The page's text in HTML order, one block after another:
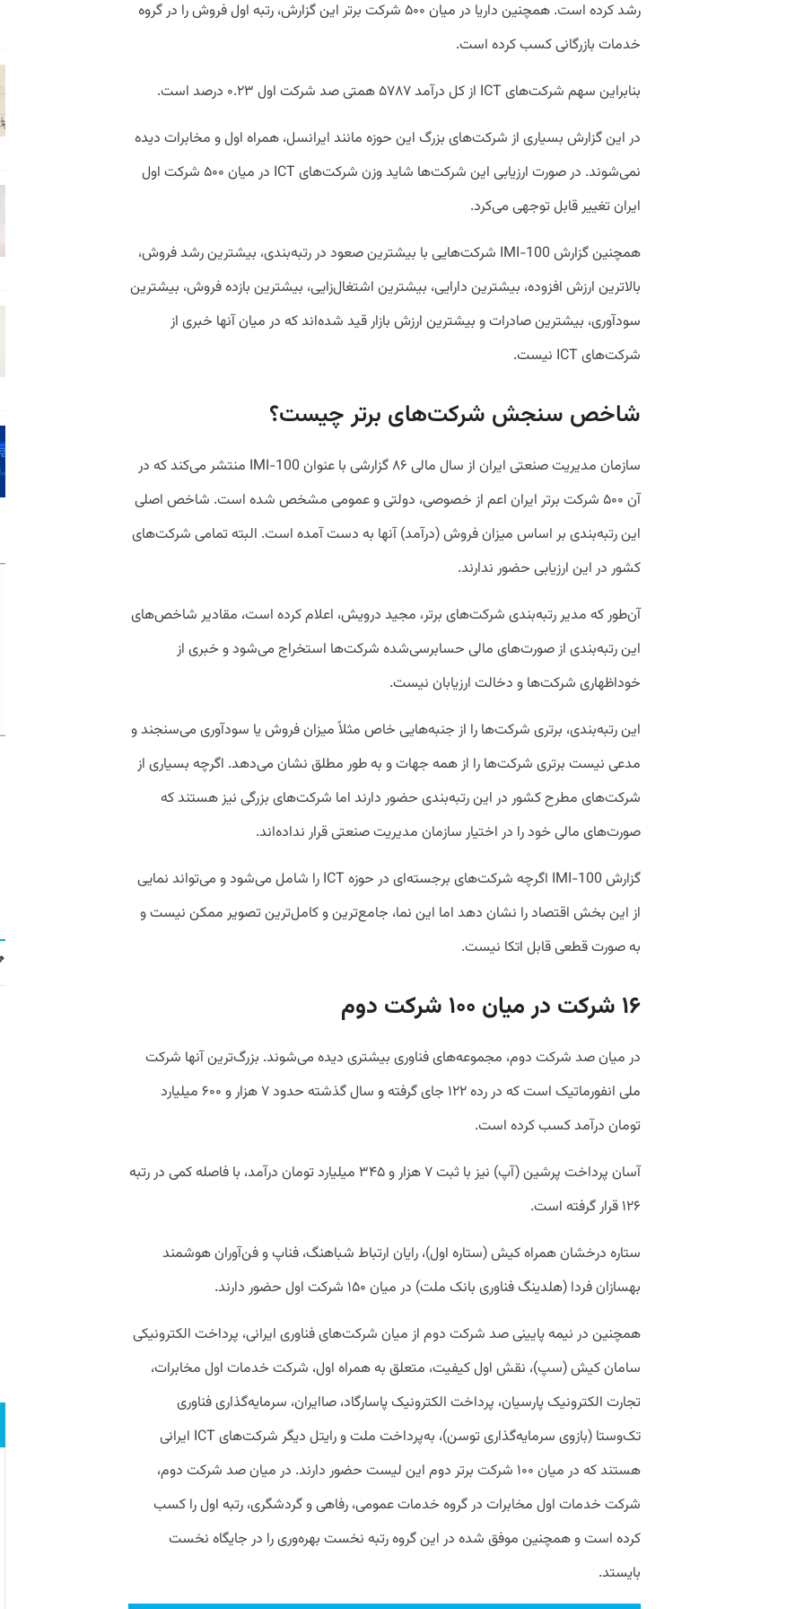
رشد کرده است. همچنین داریا در میان ۵۰۰ شرکت برتر این گزارش، رتبه اول فروش را در گروه
خدمات بازرگانی کسب کرده است.
بنابراین سهم شرکت‌های ICT از کل درآمد ۵۷۸۷ همتی صد شرکت اول ۰.۲۳ درصد است.
در این گزارش بسیاری از شرکت‌های بزرگ این حوزه مانند ایرانسل، همراه اول و مخابرات دیده
نمی‌شوند. در صورت ارزیابی این شرکت‌ها شاید وزن شرکت‌های ICT در میان ۵۰۰ شرکت اول
ایران تغییر قابل توجهی می‌کرد.
همچنین گزارش IMI-100 شرکت‌هایی با بیشترین صعود در رتبه‌بندی، بیشترین رشد فروش،‌
بالاترین ارزش افزوده، بیشترین دارایی، بیشترین اشتغال‌زایی، بیشترین بازده فروش، بیشترین
سودآوری، بیشترین صادرات و بیشترین ارزش بازار قید شده‌اند که در میان آنها خبری از
شرکت‌های ICT نیست.
شاخص سنجش شرکت‌های برتر چیست؟
سازمان مدیریت صنعتی ایران از سال مالی ۸۶ گزارشی با عنوان IMI-100 منتشر می‌کند که در
آن ۵۰۰ شرکت برتر ایران اعم از خصوصی، دولتی و عمومی مشخص شده است. شاخص اصلی
این رتبه‌بندی بر اساس میزان فروش (درآمد) آنها به دست آمده است. البته تمامی شرکت‌های
کشور در این ارزیابی حضور ندارند.
آن‌طور که مدیر رتبه‌بندی شرکت‌های برتر، مجید درویش، اعلام کرده است، مقادیر شاخص‌های
این رتبه‌بندی از صورت‌های مالی حسابرسی‌شده شرکت‌ها استخراج می‌شود و خبری از
خوداظهاری شرکت‌ها و دخالت ارزیابان نیست.
این رتبه‌بندی، برتری شرکت‌ها را از جنبه‌هایی خاص مثلاً میزان فروش یا سودآوری می‌سنجند و
مدعی نیست برتری شرکت‌ها را از همه جهات و به طور مطلق نشان می‌دهد. اگرچه بسیاری از
شرکت‌های مطرح کشور در این رتبه‌بندی حضور دارند اما شرکت‌های بزرگی نیز هستند که
صورت‌های مالی خود را در اختیار سازمان مدیریت صنعتی قرار نداده‌اند.
گزارش IMI-100 اگرچه شرکت‌های برجسته‌ای در حوزه ICT را شامل می‌شود و می‌تواند نمایی
از این بخش اقتصاد را نشان دهد اما این نما، جامع‌ترین و کامل‌ترین تصویر ممکن نیست و
به صورت قطعی قابل اتکا نیست.
۱۶ شرکت در میان ۱۰۰ شرکت دوم
در میان صد شرکت دوم، مجموعه‌های فناوری بیشتری دیده می‌شوند. بزرگ‌ترین آنها شرکت
ملی انفورماتیک است که در رده ۱۲۲ جای گرفته و سال گذشته حدود ۷ هزار و ۶۰۰ میلیارد
تومان درآمد کسب کرده است.
آسان پرداخت پرشین (آپ) نیز با ثبت ۷ هزار و ۳۴۵ میلیارد تومان درآمد، با فاصله کمی در رتبه
۱۲۶ قرار گرفته است.
ستاره درخشان همراه کیش (ستاره اول)، رایان ارتباط شباهنگ، فناپ و فن‌آوران هوشمند
بهسازان فردا (هلدینگ فناوری بانک ملت) در میان ۱۵۰ شرکت اول حضور دارند.
همچنین در نیمه پایینی صد شرکت دوم از میان شرکت‌های فناوری ایرانی،‌ پرداخت الکترونیکی
سامان کیش (سپ)، نقش اول کیفیت،‌ متعلق به همراه اول، شرکت خدمات اول مخابرات،
تجارت الکترونیک پارسیان، پرداخت الکترونیک پاسارگاد، صاایران، سرمایه‌گذاری فناوری
تک‌وستا (بازوی سرمایه‌گذاری توسن)، به‌پرداخت ملت و رایتل دیگر شرکت‌های ICT ایرانی
هستند که در میان ۱۰۰ شرکت برتر دوم این لیست حضور دارند. در میان صد شرکت دوم،
شرکت خدمات اول مخابرات در گروه خدمات عمومی، رفاهی و گردشگری، رتبه اول را کسب
کرده است و همچنین موفق شده در این گروه رتبه نخست بهره‌وری را در جایگاه نخست
بایستد.